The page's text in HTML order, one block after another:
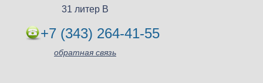
31 литер В
+7 (343) 264-41-55
обратная связь